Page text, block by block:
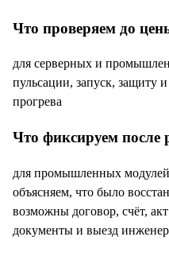
Что проверяем до
для серверных и
пульсации, запуск, защиту
прогрева
Что фиксируем после
для промышленных
объясняем, что было
возможны договор, счёт,
документы и выезд